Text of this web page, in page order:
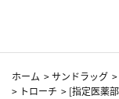
ホーム >サンドラッグ >
> トローチ > [指定医薬